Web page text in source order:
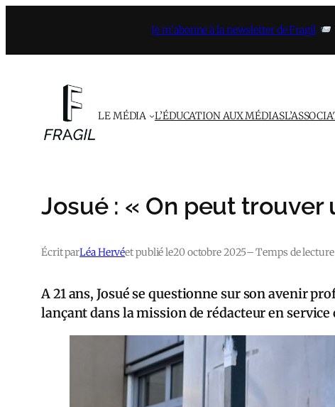
contenu
Je m’abonne à la newsletter de Fragil
LE MÉDIA L’ÉDUCATION AUX MÉDIAS
Josué : « On peut trouver
Écrit parLéa Hervéet publié le20 octobre 2025– Temps de lecture
A 21 ans, Josué se questionne sur son avenir
lançant dans la mission de rédacteur en